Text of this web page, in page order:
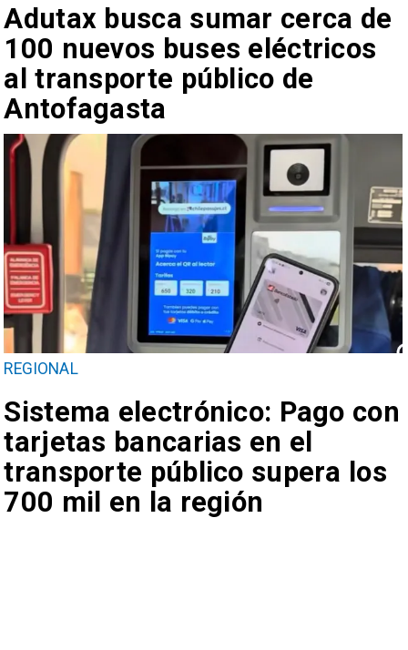
Adutax busca sumar cerca de
100 nuevos buses eléctricos
al transporte público de
Antofagasta
REGIONAL
Sistema electrónico: Pago con
tarjetas bancarias en el
transporte público supera los
700 mil en la región